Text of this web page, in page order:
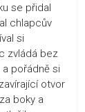
se přidal
chlapcův
si
zvládá bez
pořádně si
otvor
boky a